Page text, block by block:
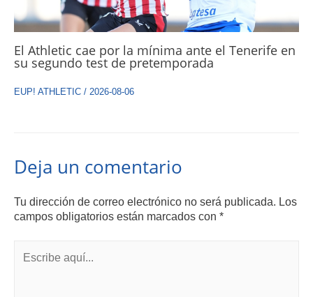
El Athletic cae por la mínima ante el Tenerife en
su segundo test de pretemporada
EUP! ATHLETIC / 2026-08-06
Deja un comentario
Tu dirección de correo electrónico no será publicada. Los
campos obligatorios están marcados con *